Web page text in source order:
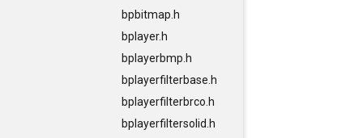
bpbitmap.h
bplayer.h
bplayerbmp.h
bplayerfilterbase.h
bplayerfilterbrco.h
bplayerfiltersolid.h